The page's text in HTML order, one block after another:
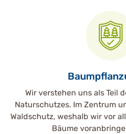
Wir verstehen uns als Teil
Naturschutzes. Im Zentrum
Waldschutz, weshalb wir vor
Bäume